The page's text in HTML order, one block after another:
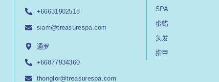
+66631902518
siam@treasurespa.com
通罗
+66877934360
thonglor@treasurespa.com
SPA
蜜蜡
头发
指甲